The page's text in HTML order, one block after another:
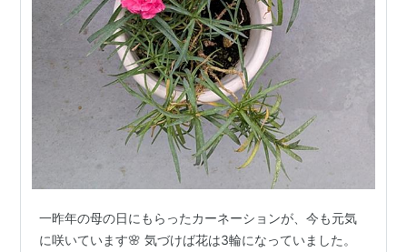
一昨年の母の日にもらったカーネーションが、今も元気
に咲いています🌸 気づけば花は3輪になっていました。